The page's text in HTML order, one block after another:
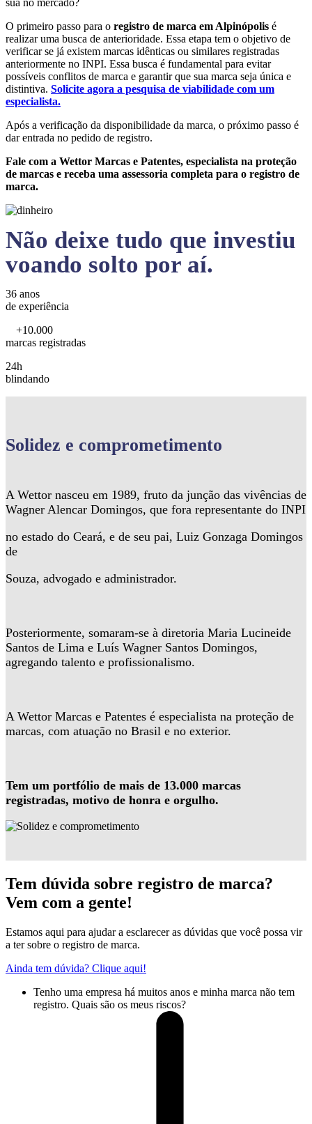
sua no mercado?
O primeiro passo para o registro de marca em Alpinópolis é
realizar uma busca de anterioridade. Essa etapa tem o objetivo de
verificar se já existem marcas idênticas ou similares registradas
anteriormente no INPI. Essa busca é fundamental para evitar
possíveis conflitos de marca e garantir que sua marca seja única e
distintiva. Solicite agora a pesquisa de viabilidade com um
especialista.
Após a verificação da disponibilidade da marca, o próximo passo é
dar entrada no pedido de registro.
Fale com a Wettor Marcas e Patentes, especialista na proteção
de marcas e receba uma assessoria completa para o registro de
marca.
Não deixe tudo que investiu
voando solto por aí.
36 anos
de experiência
+10.000
marcas registradas
24h
blindando
Solidez e comprometimento
A Wettor nasceu em 1989, fruto da junção das vivências de
Wagner Alencar Domingos, que fora representante do INPI
no estado do Ceará, e de seu pai, Luiz Gonzaga Domingos
de
Souza, advogado e administrador.
Posteriormente, somaram-se à diretoria Maria Lucineide
Santos de Lima e Luís Wagner Santos Domingos,
agregando talento e profissionalismo.
A Wettor Marcas e Patentes é especialista na proteção de
marcas, com atuação no Brasil e no exterior.
Tem um portfólio de mais de 13.000 marcas
registradas, motivo de honra e orgulho.
Tem dúvida sobre registro de marca?
Vem com a gente!
Estamos aqui para ajudar a esclarecer as dúvidas que você possa vir
a ter sobre o registro de marca.
Ainda tem dúvida? Clique aqui!
Tenho uma empresa há muitos anos e minha marca não tem
registro. Quais são os meus riscos?